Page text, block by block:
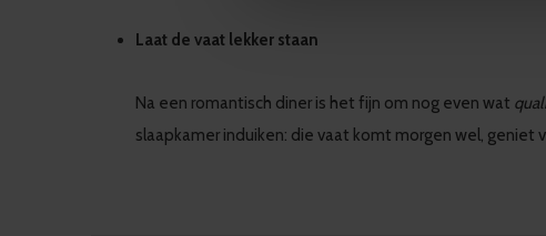
Laat de vaat lekker staan
Na een romantisch diner is het fijn om nog even wat
slaapkamer induiken: die vaat komt morgen wel, geniet